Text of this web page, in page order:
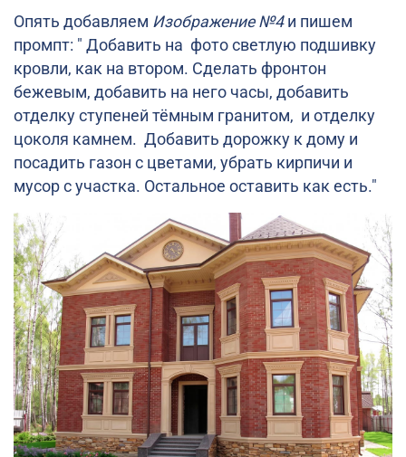
Опять добавляем Изображение №4 и пишем
промпт: " Добавить на фото светлую подшивку
кровли, как на втором. Сделать фронтон
бежевым, добавить на него часы, добавить
отделку ступеней тёмным гранитом, и отделку
цоколя камнем. Добавить дорожку к дому и
посадить газон с цветами, убрать кирпичи и
мусор с участка. Остальное оставить как есть."